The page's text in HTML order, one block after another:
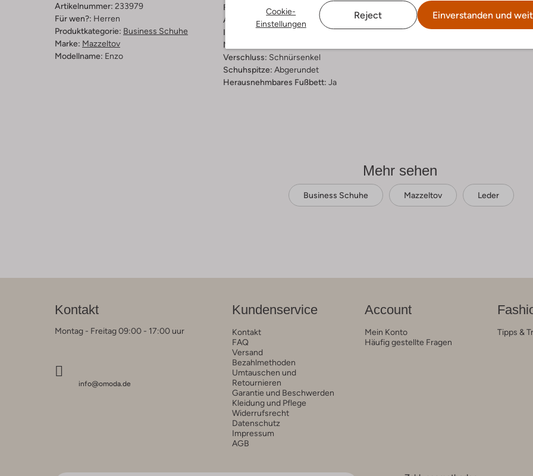
Cookie-
Einstellungen
Reject Einverstanden und
Artikelnummer: 233979
Für wen?: Herren
Produktkategorie: Business Schuhe
Marke: Mazzeltov
Modellname: Enzo
Farbe :
Außenmaterial:Leder
Innenmaterial:
Material Sohle:
Verschluss: Schnürsenkel
Schuhspitze: Abgerundet
Herausnehmbares Fußbett: Ja
Mehr sehen
Business Schuhe Mazzeltov Leder
Kontakt
Montag - Freitag 09:00 - 17:00 uur
info@omoda.de
Kundenservice
Kontakt
FAQ
Versand
Bezahlmethoden
Umtauschen und
Retournieren
Garantie und Beschwerden
Kleidung und Pflege
Widerrufsrecht
Datenschutz
Impressum
AGB
Account
Mein Konto
Häufig gestellte Fragen
Tipps &